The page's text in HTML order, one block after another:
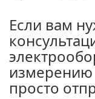
Если вам
измерению
просто